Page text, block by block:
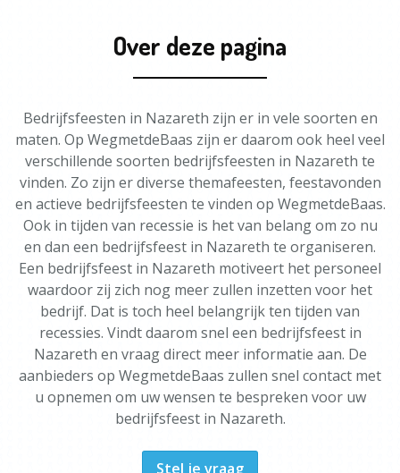
Over deze pagina
Bedrijfsfeesten in Nazareth zijn er in vele soorten en
maten. Op WegmetdeBaas zijn er daarom ook heel veel
verschillende soorten bedrijfsfeesten in Nazareth te
vinden. Zo zijn er diverse themafeesten, feestavonden
en actieve bedrijfsfeesten te vinden op WegmetdeBaas.
Ook in tijden van recessie is het van belang om zo nu
en dan een bedrijfsfeest in Nazareth te organiseren.
Een bedrijfsfeest in Nazareth motiveert het personeel
waardoor zij zich nog meer zullen inzetten voor het
bedrijf. Dat is toch heel belangrijk ten tijden van
recessies. Vindt daarom snel een bedrijfsfeest in
Nazareth en vraag direct meer informatie aan. De
aanbieders op WegmetdeBaas zullen snel contact met
u opnemen om uw wensen te bespreken voor uw
bedrijfsfeest in Nazareth.
Stel je vraag